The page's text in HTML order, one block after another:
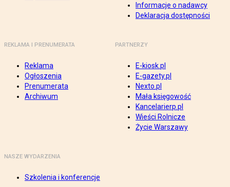
Informacje o nadawcy
Deklaracja dostępności
REKLAMA I PRENUMERATA
Reklama
Ogłoszenia
Prenumerata
Archiwum
PARTNERZY
E-kiosk.pl
E-gazety.pl
Nexto.pl
Mała księgowość
Kancelarierp.pl
Wieści Rolnicze
Życie Warszawy
NASZE WYDARZENIA
Szkolenia i konferencje